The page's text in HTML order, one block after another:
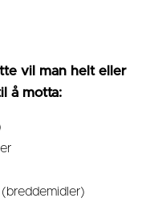
vil man helt eller
å motta: